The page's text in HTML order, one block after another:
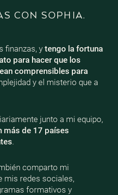
CON SOPHIA.
finanzas, y tengo la fortuna
para hacer que los
comprensibles para
y el misterio que a
junto a mi equipo,
más de 17 países
.
comparto mi
mis redes sociales,
formativos y